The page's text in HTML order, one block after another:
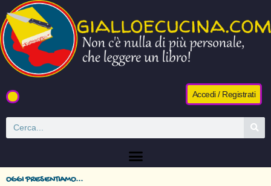
Accedi / Registrati
OGGI PRESENTIAMO...